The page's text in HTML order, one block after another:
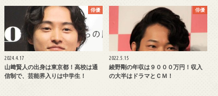
俳優
2024.4.17
山﨑賢人の出身は東京都！高校は通
信制で、芸能界入りは中学生！
俳優
2022.5.15
綾野剛の年収は９０００万円！収入
の大半はドラマとＣＭ！